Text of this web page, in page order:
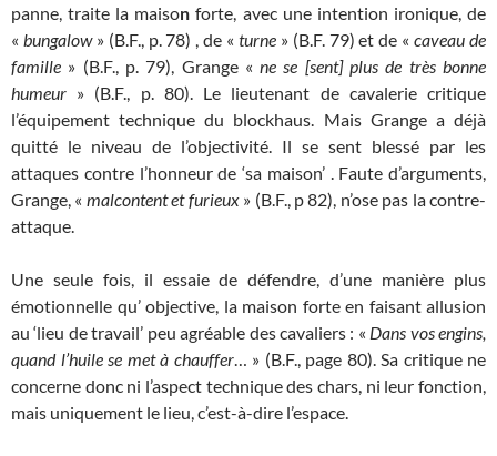
panne, traite la maisonforte, avec une intention ironique, de
« bungalow» (B.F., p. 78) , de « turne» (B.F. 79) et de «caveau de
famille » (B.F., p. 79), Grange «ne se [sent] plus de très bonne
humeur » (B.F., p. 80). Le lieutenant de cavalerie critique
l’équipement technique du blockhaus. Mais Grange a déjà
quitté le niveau de l’objectivité. Il se sent blessé par les
attaques contre l’honneur de ‘sa maison’ . Faute d’arguments,
Grange, « malcontent et furieux» (B.F., p 82), n’ose pas la contre-
attaque.
Une seule fois, il essaie de défendre, d’une manière plus
émotionnelle qu’ objective, la maison forte en faisant allusion
au ‘lieu de travail’ peu agréable des cavaliers : « Dans vos engins,
quand l’huile se met à chauffer… » (B.F., page 80). Sa critique ne
concerne donc ni l’aspect technique des chars, ni leur fonction,
mais uniquement le lieu, c’est-à­-dire l’espace.